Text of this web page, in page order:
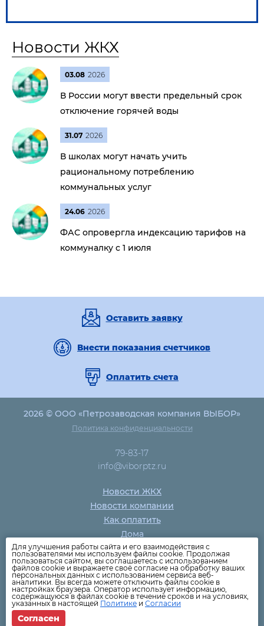
Новости ЖКХ
03.08 2026
В России могут ввести предельный срок
отключение горячей воды
31.07 2026
В школах могут начать учить
рациональному потреблению
коммунальных услуг
24.06 2026
ФАС опровергла индексацию тарифов на
коммуналку с 1 июля
Оставить заявку
Внести показания счетчиков
Оплатить счета
2026 © ООО «Петрозаводская компания ВЫБОР»
Политика конфиденциальности
79-83-17
info@viborptz.ru
Новости ЖКХ
Новости компании
Как оплатить
Дома
Раскрытие информации
Вопросы
Для улучшения работы сайта и его взаимодействия с
пользователями мы используем файлы cookie. Продолжая
пользоваться сайтом, вы соглашаетесь с использованием
файлов cookie и выражаете своё согласие на обработку ваших
персональных данных с использованием сервиса веб-
аналитики. Вы всегда можете отключить файлы cookie в
настройках браузера. Оператор использует информацию,
содержащуюся в файлах cookie в течение сроков и на условиях,
указанных в настоящей Политике и Согласии
Согласен